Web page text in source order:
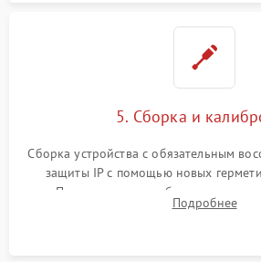
5. Сборка и
Сборка устройства с обязательным
защиты IP с помощью новых
Программная калибровка матрицы
абсолютно черному телу для точного
Подробнее